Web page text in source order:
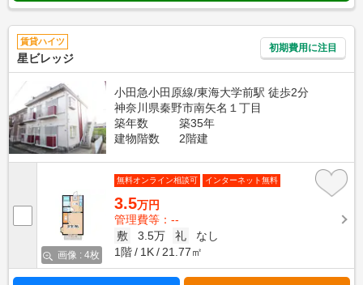
賃貸ハイツ
星ビレッジ
初期費用に注目
小田急小田原線/東海大学前駅 徒歩2分
神奈川県秦野市南矢名１丁目
築年数
築35年
建物階数
2階建
画像 : 4枚
無料オンライン相談可 インターネット無料
3.5万円
管理費等：--
敷
3.5万 礼
なし
1階
1K 21.77㎡